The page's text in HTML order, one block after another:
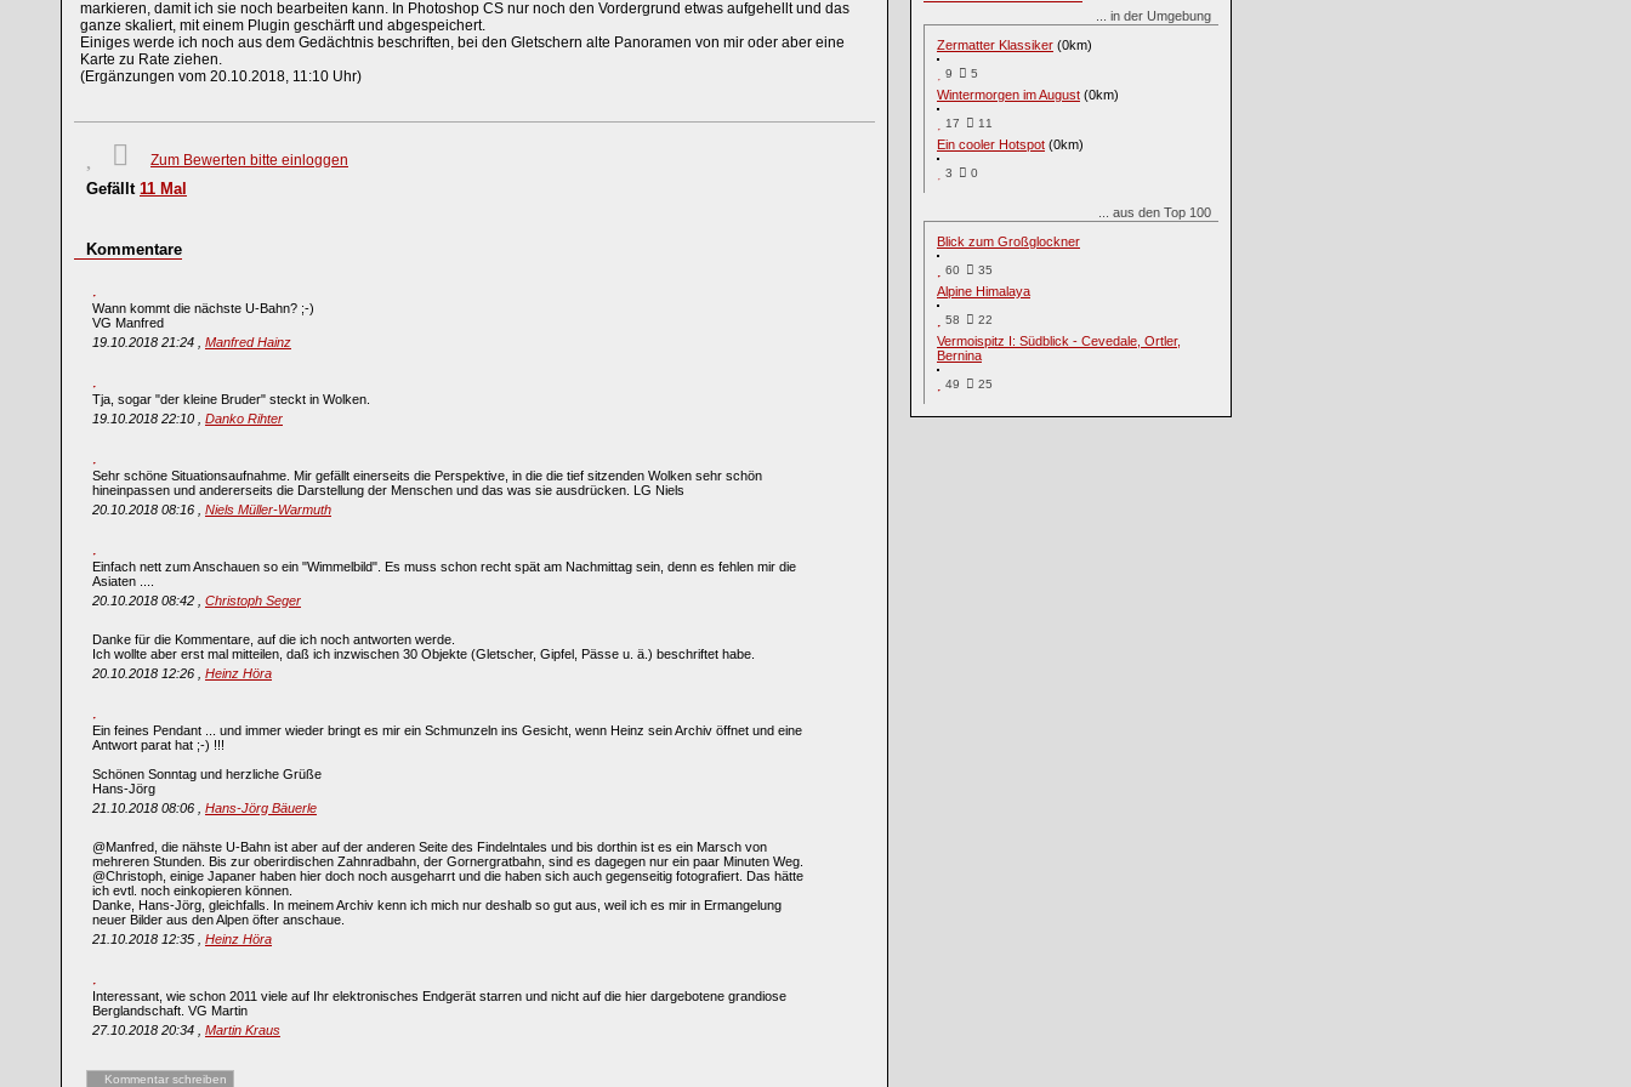
markieren, damit ich sie noch bearbeiten kann. In Photoshop CS nur noch den Vordergrund etwas aufgehellt und das
ganze skaliert, mit einem Plugin geschärft und abgespeichert.
Einiges werde ich noch aus dem Gedächtnis beschriften, bei den Gletschern alte Panoramen von mir oder aber eine
Karte zu Rate ziehen.
(Ergänzungen vom 20.10.2018, 11:10 Uhr)
Zum Bewerten bitte einloggen
Gefällt 11 Mal
Kommentare
Wann kommt die nächste U-Bahn? ;-)
VG Manfred
19.10.2018 21:24 , Manfred Hainz
Tja, sogar "der kleine Bruder" steckt in Wolken.
19.10.2018 22:10 , Danko Rihter
Sehr schöne Situationsaufnahme. Mir gefällt einerseits die Perspektive, in die die tief sitzenden Wolken sehr schön
hineinpassen und andererseits die Darstellung der Menschen und das was sie ausdrücken. LG Niels
20.10.2018 08:16 , Niels Müller-Warmuth
Einfach nett zum Anschauen so ein "Wimmelbild". Es muss schon recht spät am Nachmittag sein, denn es fehlen mir die
Asiaten ....
20.10.2018 08:42 , Christoph Seger
Danke für die Kommentare, auf die ich noch antworten werde.
Ich wollte aber erst mal mitteilen, daß ich inzwischen 30 Objekte (Gletscher, Gipfel, Pässe u. ä.) beschriftet habe.
20.10.2018 12:26 , Heinz Höra
Ein feines Pendant ... und immer wieder bringt es mir ein Schmunzeln ins Gesicht, wenn Heinz sein Archiv öffnet und eine
Antwort parat hat ;-) !!!
Schönen Sonntag und herzliche Grüße
Hans-Jörg
21.10.2018 08:06 , Hans-Jörg Bäuerle
@Manfred, die nähste U-Bahn ist aber auf der anderen Seite des Findelntales und bis dorthin ist es ein Marsch von
mehreren Stunden. Bis zur oberirdischen Zahnradbahn, der Gornergratbahn, sind es dagegen nur ein paar Minuten Weg.
@Christoph, einige Japaner haben hier doch noch ausgeharrt und die haben sich auch gegenseitig fotografiert. Das hätte
ich evtl. noch einkopieren können.
Danke, Hans-Jörg, gleichfalls. In meinem Archiv kenn ich mich nur deshalb so gut aus, weil ich es mir in Ermangelung
neuer Bilder aus den Alpen öfter anschaue.
21.10.2018 12:35 , Heinz Höra
Interessant, wie schon 2011 viele auf Ihr elektronisches Endgerät starren und nicht auf die hier dargebotene grandiose
Berglandschaft. VG Martin
27.10.2018 20:34 , Martin Kraus
Kommentar schreiben
... in der Umgebung
Zermatter Klassiker (0km)
9 5
Wintermorgen im August (0km)
17 11
Ein cooler Hotspot (0km)
3 0
... aus den Top 100
Blick zum Großglockner
60 35
Alpine Himalaya
58 22
Vermoispitz I: Südblick - Cevedale, Ortler,
Bernina
49 25